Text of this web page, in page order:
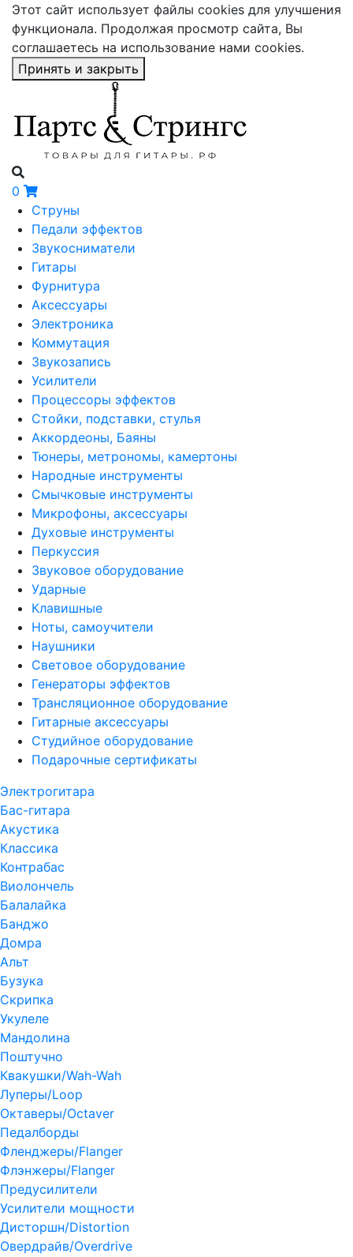
Этот сайт использует файлы cookies для улучшения
функционала. Продолжая просмотр сайта, Вы
соглашаетесь на использование нами cookies.
Принять и закрыть
0
Струны
Педали эффектов
Звукосниматели
Гитары
Фурнитура
Аксессуары
Электроника
Коммутация
Звукозапись
Усилители
Процессоры эффектов
Стойки, подставки, стулья
Аккордеоны, Баяны
Тюнеры, метрономы, камертоны
Народные инструменты
Смычковые инструменты
Микрофоны, аксессуары
Духовые инструменты
Перкуссия
Звуковое оборудование
Ударные
Клавишные
Ноты, самоучители
Наушники
Световое оборудование
Генераторы эффектов
Трансляционное оборудование
Гитарные аксессуары
Студийное оборудование
Подарочные сертификаты
Электрогитара
Бас-гитара
Акустика
Классика
Контрабас
Виолончель
Балалайка
Банджо
Домра
Альт
Бузука
Скрипка
Укулеле
Мандолина
Поштучно
Квакушки/Wah-Wah
Луперы/Loop
Октаверы/Octaver
Педалборды
Фленджеры/Flanger
Флэнжеры/Flanger
Предусилители
Усилители мощности
Дисторшн/Distortion
Овердрайв/Overdrive